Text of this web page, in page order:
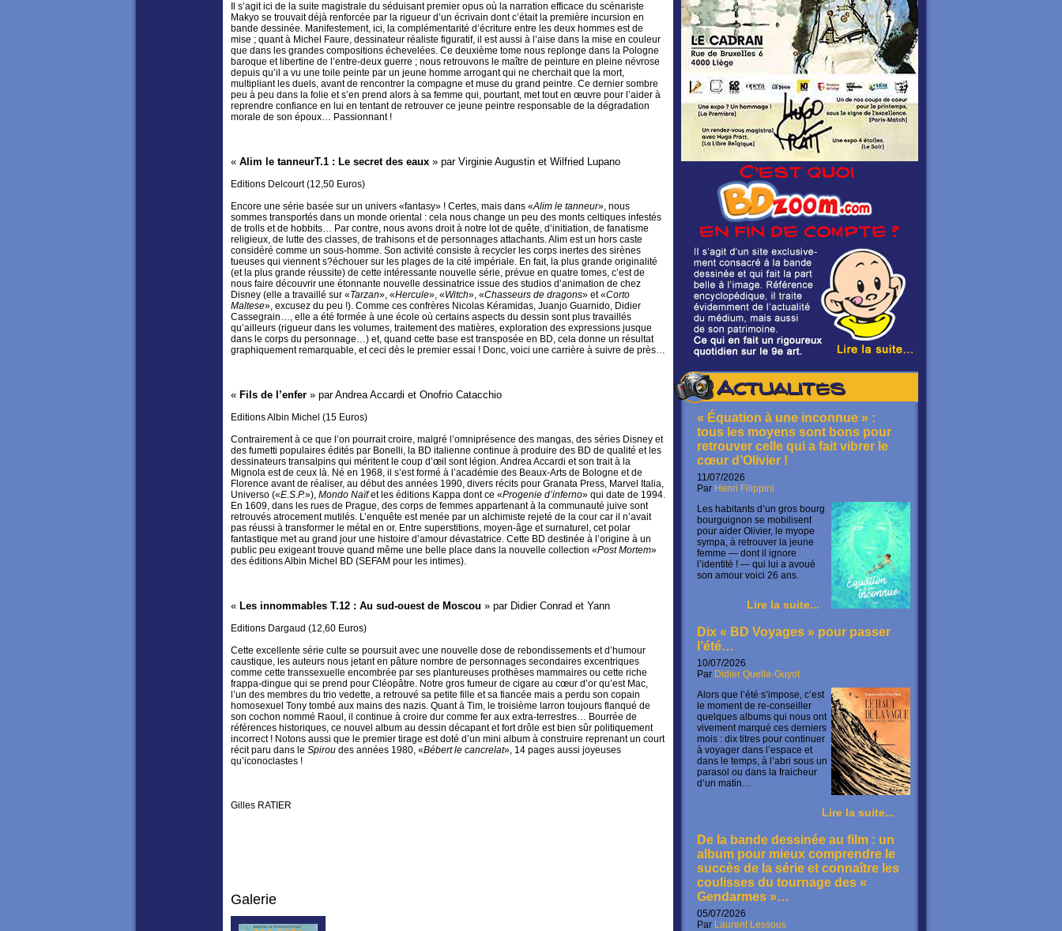
Actualités
« Équation à une inconnue » :
tous les moyens sont bons pour
retrouver celle qui a fait vibrer le
cœur d’Olivier !
11/07/2026
Par Henri Filippini
Les habitants d’un gros bourg
bourguignon se mobilisent
pour aider Olivier, le myope
sympa, à retrouver la jeune
femme — dont il ignore
l’identité ! — qui lui a avoué
son amour voici 26 ans.
Lire la suite...
Dix « BD Voyages » pour passer
l’été…
10/07/2026
Par Didier Quella-Guyot
Alors que l’été s’impose, c’est
le moment de re-conseiller
quelques albums qui nous ont
vivement marqué ces derniers
mois : dix titres pour continuer
à voyager dans l’espace et
dans le temps, à l’abri sous un
parasol ou dans la fraicheur
d’un matin…
Lire la suite...
De la bande dessinée au film : un
album pour mieux comprendre le
succès de la série et connaître les
coulisses du tournage des «
Gendarmes »…
05/07/2026
Par Laurent Lessous
Il s’agit ici de la suite magistrale du séduisant premier opus où la narration efficace du scénariste
Makyo se trouvait déjà renforcée par la rigueur d’un écrivain dont c’était la première incursion en
bande dessinée. Manifestement, ici, la complémentarité d’écriture entre les deux hommes est de
mise ; quant à Michel Faure, dessinateur réaliste figuratif, il est aussi à l’aise dans la mise en couleur
que dans les grandes compositions échevelées. Ce deuxième tome nous replonge dans la Pologne
baroque et libertine de l’entre-deux guerre ; nous retrouvons le maître de peinture en pleine névrose
depuis qu’il a vu une toile peinte par un jeune homme arrogant qui ne cherchait que la mort,
multipliant les duels, avant de rencontrer la compagne et muse du grand peintre. Ce dernier sombre
peu à peu dans la folie et s’en prend alors à sa femme qui, pourtant, met tout en œuvre pour l’aider à
reprendre confiance en lui en tentant de retrouver ce jeune peintre responsable de la dégradation
morale de son époux… Passionnant !
« Alim le tanneurT.1 : Le secret des eaux » par Virginie Augustin et Wilfried Lupano
Editions Delcourt (12,50 Euros)
Encore une série basée sur un univers «fantasy» ! Certes, mais dans «Alim le tanneur», nous
sommes transportés dans un monde oriental : cela nous change un peu des monts celtiques infestés
de trolls et de hobbits… Par contre, nous avons droit à notre lot de quête, d’initiation, de fanatisme
religieux, de lutte des classes, de trahisons et de personnages attachants. Alim est un hors caste
considéré comme un sous-homme. Son activité consiste à recycler les corps inertes des sirènes
tueuses qui viennent s?échouer sur les plages de la cité impériale. En fait, la plus grande originalité
(et la plus grande réussite) de cette intéressante nouvelle série, prévue en quatre tomes, c’est de
nous faire découvrir une étonnante nouvelle dessinatrice issue des studios d’animation de chez
Disney (elle a travaillé sur «Tarzan», «Hercule», «Witch», «Chasseurs de dragons» et «Corto
Maltese», excusez du peu !). Comme ces confrères Nicolas Kéramidas, Juanjo Guarnido, Didier
Cassegrain…, elle a été formée à une école où certains aspects du dessin sont plus travaillés
qu’ailleurs (rigueur dans les volumes, traitement des matières, exploration des expressions jusque
dans le corps du personnage…) et, quand cette base est transposée en BD, cela donne un résultat
graphiquement remarquable, et ceci dès le premier essai ! Donc, voici une carrière à suivre de près…
« Fils de l’enfer » par Andrea Accardi et Onofrio Catacchio
Editions Albin Michel (15 Euros)
Contrairement à ce que l’on pourrait croire, malgré l’omniprésence des mangas, des séries Disney et
des fumetti populaires édités par Bonelli, la BD italienne continue à produire des BD de qualité et les
dessinateurs transalpins qui méritent le coup d’œil sont légion. Andrea Accardi et son trait à la
Mignola est de ceux là. Né en 1968, il s’est formé à l’académie des Beaux-Arts de Bologne et de
Florence avant de réaliser, au début des années 1990, divers récits pour Granata Press, Marvel Italia,
Universo («E.S.P.»), Mondo Naïfet les éditions Kappa dont ce «Progenie d’inferno» qui date de 1994.
En 1609, dans les rues de Prague, des corps de femmes appartenant à la communauté juive sont
retrouvés atrocement mutilés. L’enquête est menée par un alchimiste rejeté de la cour car il n’avait
pas réussi à transformer le métal en or. Entre superstitions, moyen-âge et surnaturel, cet polar
fantastique met au grand jour une histoire d’amour dévastatrice. Cette BD destinée à l’origine à un
public peu exigeant trouve quand même une belle place dans la nouvelle collection «Post Mortem»
des éditions Albin Michel BD (SEFAM pour les intimes).
« Les innommables T.12 : Au sud-ouest de Moscou » par Didier Conrad et Yann
Editions Dargaud (12,60 Euros)
Cette excellente série culte se poursuit avec une nouvelle dose de rebondissements et d’humour
caustique, les auteurs nous jetant en pâture nombre de personnages secondaires excentriques
comme cette transsexuelle encombrée par ses plantureuses prothèses mammaires ou cette riche
frappa-dingue qui se prend pour Cléopâtre. Notre gros fumeur de cigare au cœur d’or qu’est Mac,
l’un des membres du trio vedette, a retrouvé sa petite fille et sa fiancée mais a perdu son copain
homosexuel Tony tombé aux mains des nazis. Quant à Tim, le troisième larron toujours flanqué de
son cochon nommé Raoul, il continue à croire dur comme fer aux extra-terrestres… Bourrée de
références historiques, ce nouvel album au dessin décapant et fort drôle est bien sûr politiquement
incorrect ! Notons aussi que le premier tirage est doté d’un mini album à construire reprenant un court
récit paru dans le Spirou des années 1980, «Bébert le cancrelat», 14 pages aussi joyeuses
qu’iconoclastes !
Gilles RATIER
Galerie